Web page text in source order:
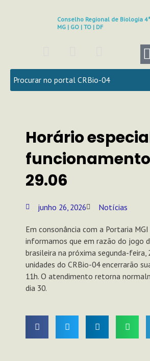
Conselho Regional de Biologia
MG | GO | TO | DF
c
e
b
k
s
t
a
a
m
u
t
u
Horário
29.06
junho 26, 2026 Notícias
Em consonância com a Portaria MGI
informamos que em razão do jogo
brasileira na próxima segunda-feira,
unidades do CRBio-04 encerrarão
11h. O atendimento retorna
dia 30.